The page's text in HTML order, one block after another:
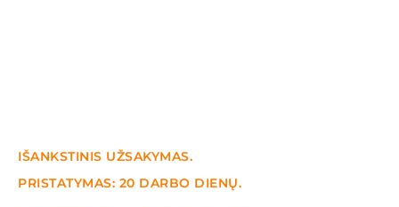
IŠANKSTINIS UŽSAKYMAS.
PRISTATYMAS: 20 DARBO DIENŲ.